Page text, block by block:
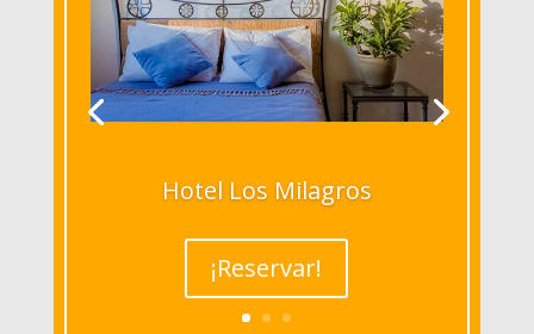
Hotel Los Milagros
¡Reservar!